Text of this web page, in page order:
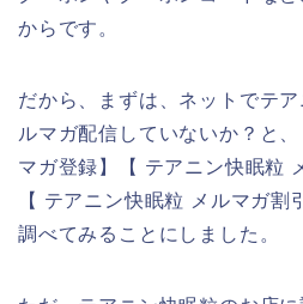
からです。
だから、まずは、ネットでテ
ルマガ配信していないか？と
マガ登録】【 テアニン快眠粒
【 テアニン快眠粒 メルマガ
調べてみることにしました。